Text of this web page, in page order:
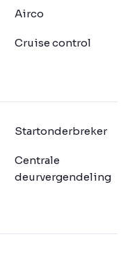
Airco
Cruise control
Startonderbreker
Centrale
deurvergendeling